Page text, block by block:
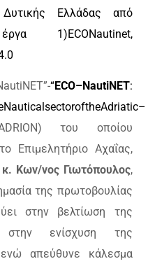
Ελλάδας από
1)ECONautinet,
”-“ECO–NautiNET:
NauticalsectoroftheAdriatic–
) του οποίου
Επιμελητήριο Αχαΐας,
κ. Κων/νος Γιωτόπουλος,
της πρωτοβουλίας
στην βελτίωση της
στην ενίσχυση της
απεύθυνε κάλεσμα